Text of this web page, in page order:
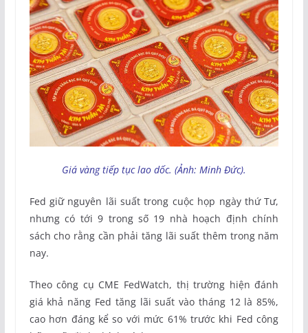
Giá vàng tiếp tục lao dốc. (Ảnh: Minh Đức).
Fed giữ nguyên lãi suất trong cuộc họp ngày thứ Tư,
nhưng có tới 9 trong số 19 nhà hoạch định chính
sách cho rằng cần phải tăng lãi suất thêm trong năm
nay.
Theo công cụ CME FedWatch, thị trường hiện đánh
giá khả năng Fed tăng lãi suất vào tháng 12 là 85%,
cao hơn đáng kể so với mức 61% trước khi Fed công